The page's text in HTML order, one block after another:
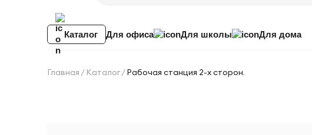
Каталог Для офиса Для школы Для дома
Главная Каталог Рабочая станция 2-х сторон.